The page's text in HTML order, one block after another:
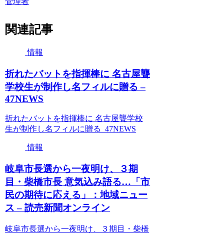
関連記事
情報
折れたバットを指揮棒に 名古屋聾
学校生が制作し名フィルに贈る –
47NEWS
折れたバットを指揮棒に 名古屋聾学校
生が制作し名フィルに贈る 47NEWS
情報
岐阜市長選から一夜明け、３期
目・柴橋市長 意気込み語る…「市
民の期待に応える」：地域ニュー
ス – 読売新聞オンライン
岐阜市長選から一夜明け、３期目・柴橋